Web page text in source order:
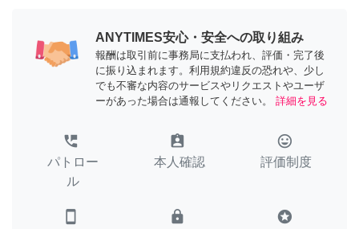
ANYTIMES安心・安全への取り組み
報酬は取引前に事務局に支払われ、評価・完了後
に振り込まれます。利用規約違反の恐れや、少し
でも不審な内容のサービスやリクエストやユーザ
ーがあった場合は通報してください。
詳細を見る
perm_phone_msg
パトロー
ル
assignment_ind
本人確認
tag_faces
評価制度
smartphone lock stars